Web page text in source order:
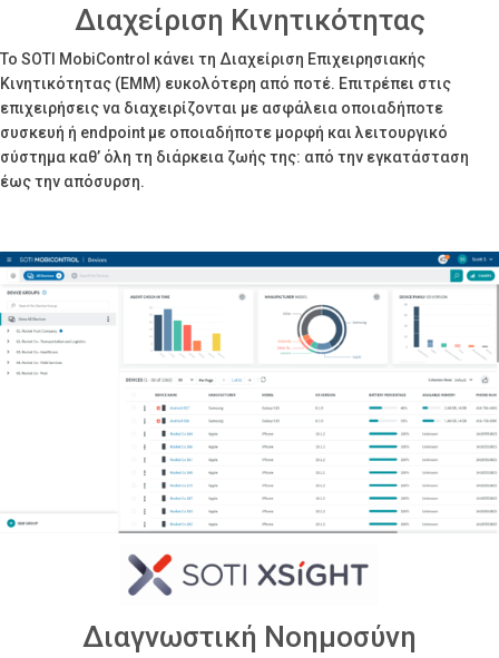
Διαχείριση Κινητικότητας
Το SOTI MobiControl κάνει τη Διαχείριση Επιχειρησιακής
Κινητικότητας (EMM) ευκολότερη από ποτέ. Επιτρέπει στις
επιχειρήσεις να διαχειρίζονται με ασφάλεια οποιαδήποτε
συσκευή ή endpoint με οποιαδήποτε μορφή και λειτουργικό
σύστημα καθ’ όλη τη διάρκεια ζωής της: από την εγκατάσταση
έως την απόσυρση.
Διαγνωστική Νοημοσύνη